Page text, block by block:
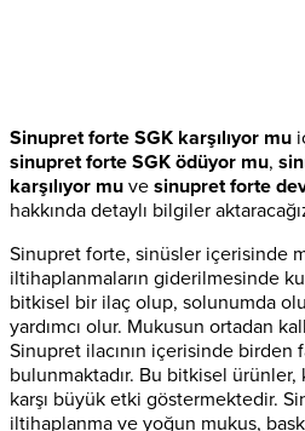
Sinupret forte SGK karşılıyor mu
sinupret forte SGK ödüyor mu,
karşılıyor mu ve sinupret forte
hakkında detaylı bilgiler
Sinupret forte, sinüsler içerisinde
iltihaplanmaların giderilmesinde
bitkisel bir ilaç olup, solunumda
yardımcı olur. Mukusun ortadan
Sinupret ilacının içerisinde birden
bulunmaktadır. Bu bitkisel
karşı büyük etki göstermektedir.
iltihaplanma ve yoğun mukus,